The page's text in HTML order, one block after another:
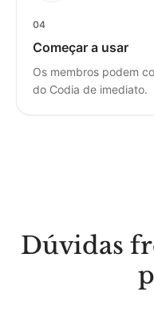
04
Começar a usar
Os membros podem
do Codia de imediato.
Dúvidas